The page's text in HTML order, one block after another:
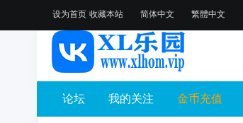
设为首页 收藏本站 简体中文 繁體中文
论坛 我的关注 金币充值